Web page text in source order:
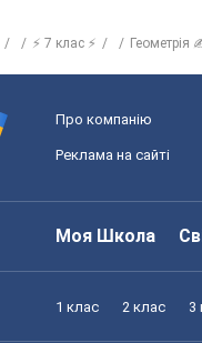
⚡ 7 клас ⚡ Геометрія
Про компанію
Реклама на сайті
Моя Школа
1 клас 2 клас 3